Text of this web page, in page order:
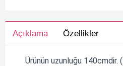
Açıklama Özellikler
Ürünün uzunluğu 140cmdir.